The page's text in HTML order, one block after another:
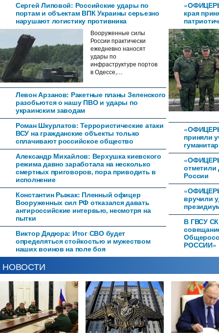
Сергей Липовой: Российские удары по
портам и объектам ВПК Украины серьезно
нарушают логистику противника
Вооруженные силы
России практически
ежедневно наносят
удары по
инфраструктуре портов
в Одессе,…
Левон Арзанов: Ракетные планы Зеленского
разобьются о нашу ПВО и удары по
украинским заводам
Роман Шкурлатов: Террористические атаки
ВСУ на гражданские объекты только
сплачивают российское общество
Александр Михайлов: Верхушка киевского
режима давно заработала на несколько
смертных приговоров, пора приводить в
исполнение
Константин Рыжак: Пленный офицер
Вооруженных сил РФ отказался давать
антироссийские интервью, несмотря на
пытки
Виктор Дядюра: Итог СВО будет
определяться стойкостью и мужеством
наших воинов на поле боя
края
приняли
отметили
России
вручили
В ГВСУ СК
РОССИИ»
НОВОСТИ